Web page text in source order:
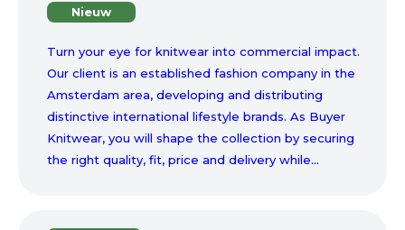
Nieuw
Turn your eye for knitwear into commercial impact.
Our client is an established fashion company in the
Amsterdam area, developing and distributing
distinctive international lifestyle brands. As Buyer
Knitwear, you will shape the collection by securing
the right quality, fit, price and delivery while...